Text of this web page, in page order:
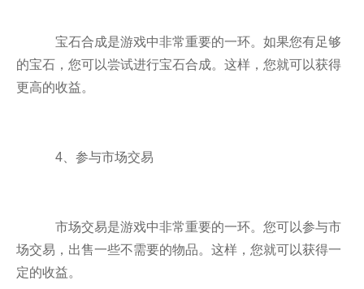
宝石合成是游戏中非常重要的一环。如果您有足够
的宝石，您可以尝试进行宝石合成。这样，您就可以获得
更高的收益。
4、参与市场交易
市场交易是游戏中非常重要的一环。您可以参与市
场交易，出售一些不需要的物品。这样，您就可以获得一
定的收益。